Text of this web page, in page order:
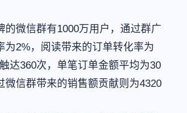
的微信群有1000万用户，通过群广
为2%，阅读带来的订单转化率为
达360次，单笔订单金额平均为30
微信群带来的销售额贡献则为4320